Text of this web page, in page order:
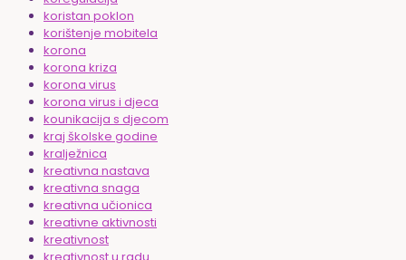
koristan poklon
korištenje mobitela
korona
korona kriza
korona virus
korona virus i djeca
kounikacija s djecom
kraj školske godine
kralježnica
kreativna nastava
kreativna snaga
kreativna učionica
kreativne aktivnosti
kreativnost